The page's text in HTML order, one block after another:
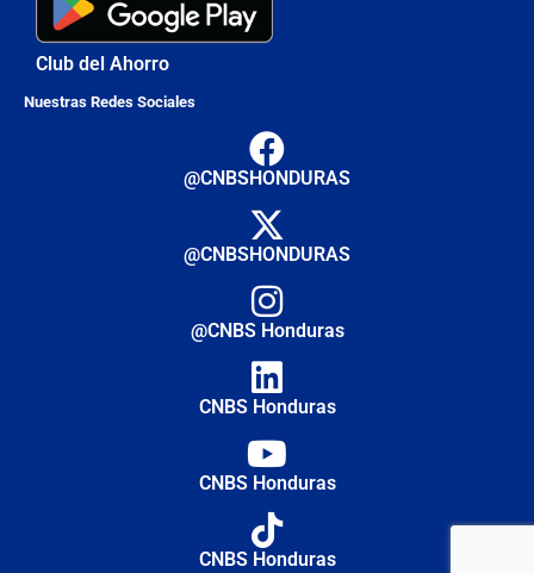
Club del Ahorro
Nuestras Redes Sociales
@CNBSHONDURAS
@CNBSHONDURAS
@CNBS Honduras
CNBS Honduras
CNBS Honduras
CNBS Honduras